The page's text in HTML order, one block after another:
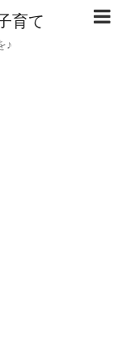
育て
♪